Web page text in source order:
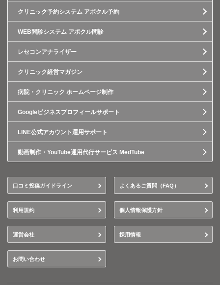
クリニック予約システム アポクル予約
WEB問診システム アポクル問診
レセコンアナライザー
クリニック経営マガジン
病院・クリニック ホームページ制作
Googleビジネスプロフィールサポート
LINE公式アカウント運用サポート
動画制作・YouTube運用代行サービス MedTube
口コミ投稿ガイドライン よくあるご質問（FAQ）
利用規約 個人情報保護方針
運営会社 採用情報
お問い合わせ